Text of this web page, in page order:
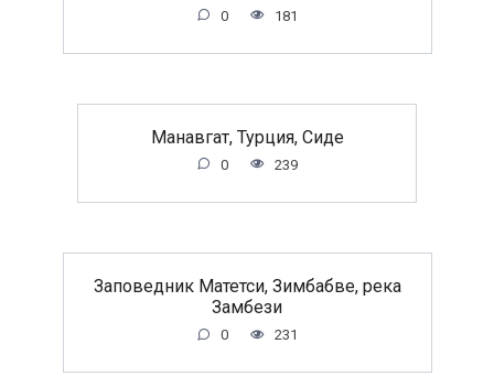
0 181
Манавгат, Турция, Сиде
0 239
Заповедник Матетси, Зимбабве, река
Замбези
0 231